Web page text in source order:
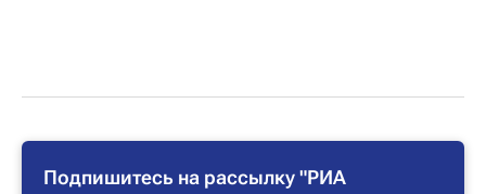
Подпишитесь на рассылку "РИА